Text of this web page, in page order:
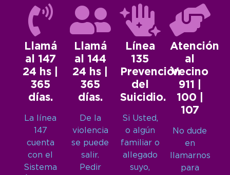
Llamá
al 147
24 hs |
365
días.
La línea
147
cuenta
con el
Sistema
Llamá
al 144
24 hs |
365
días.
De la
violencia
se puede
salir.
Pedir
Línea
135
Prevención
del
Suicidio.
Si Usted,
o algún
familiar o
allegado
suyo,
Atención
al
Vecino
911 |
100 |
107
No dude
en
llamarnos
para